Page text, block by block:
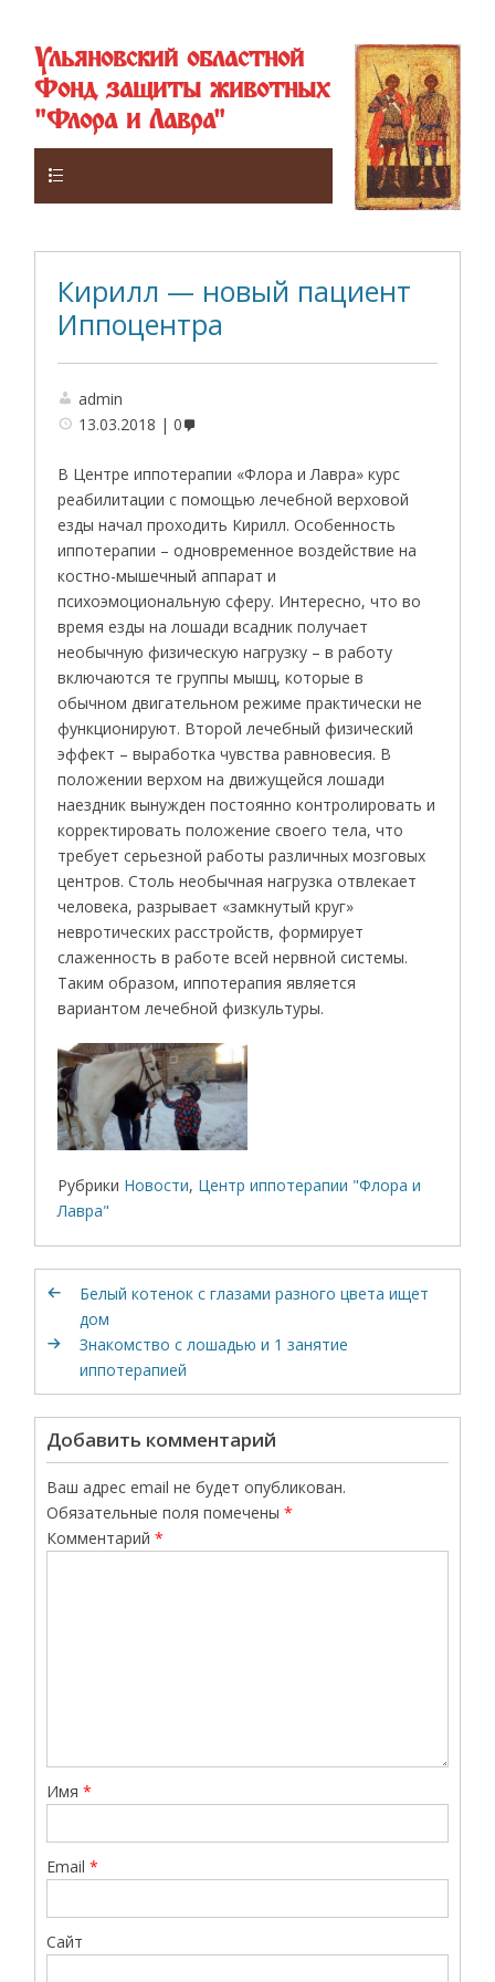
Ульяновский областной
Фонд защиты животных
"Флора и Лавра"
Кирилл — новый пациент
Иппоцентра
admin
13.03.2018
0
В Центре иппотерапии «Флора и Лавра» курс
реабилитации с помощью лечебной верховой
езды начал проходить Кирилл. Особенность
иппотерапии – одновременное воздействие на
костно-мышечный аппарат и
психоэмоциональную сферу. Интересно, что во
время езды на лошади всадник получает
необычную физическую нагрузку – в работу
включаются те группы мышц, которые в
обычном двигательном режиме практически не
функционируют. Второй лечебный физический
эффект – выработка чувства равновесия. В
положении верхом на движущейся лошади
наездник вынужден постоянно контролировать и
корректировать положение своего тела, что
требует серьезной работы различных мозговых
центров. Столь необычная нагрузка отвлекает
человека, разрывает «замкнутый круг»
невротических расстройств, формирует
слаженность в работе всей нервной системы.
Таким образом, иппотерапия является
вариантом лечебной физкультуры.
Рубрики Новости, Центр иппотерапии "Флора и
Лавра"
Белый котенок с глазами разного цвета ищет
дом
Знакомство с лошадью и 1 занятие
иппотерапией
Добавить комментарий
Ваш адрес email не будет опубликован.
Обязательные поля помечены*
Комментарий*
Имя*
Email*
Сайт